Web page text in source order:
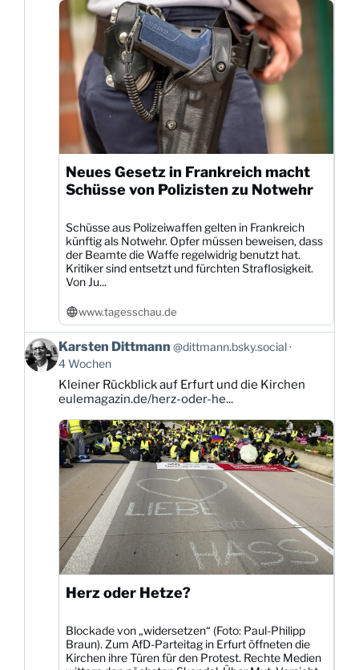
Neues Gesetz in Frankreich macht
Schüsse von Polizisten zu Notwehr
Schüsse aus Polizeiwaffen gelten in Frankreich
künftig als Notwehr. Opfer müssen beweisen, dass
der Beamte die Waffe regelwidrig benutzt hat.
Kritiker sind entsetzt und fürchten Straflosigkeit.
Von Ju...
www.tagesschau.de
Beitrag
von
Karsten
Dittmann
Bluesky
ansehen
Karsten Dittmann @dittmann.bsky.social
4 Wochen
Kleiner Rückblick auf Erfurt und die Kirchen
eulemagazin.de/herz-oder-he...
Herz oder Hetze?
Blockade von „widersetzen“ (Foto: Paul-Philipp
Braun). Zum AfD-Parteitag in Erfurt öffneten die
Kirchen ihre Türen für den Protest. Rechte Medien